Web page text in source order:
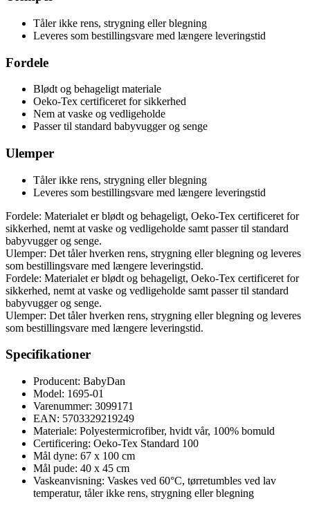
Tåler ikke rens, strygning eller blegning
Leveres som bestillingsvare med længere leveringstid
Fordele
Blødt og behageligt materiale
Oeko-Tex certificeret for sikkerhed
Nem at vaske og vedligeholde
Passer til standard babyvugger og senge
Ulemper
Tåler ikke rens, strygning eller blegning
Leveres som bestillingsvare med længere leveringstid
Fordele: Materialet er blødt og behageligt, Oeko-Tex certificeret for
sikkerhed, nemt at vaske og vedligeholde samt passer til standard
babyvugger og senge.
Ulemper: Det tåler hverken rens, strygning eller blegning og leveres
som bestillingsvare med længere leveringstid.
Fordele: Materialet er blødt og behageligt, Oeko-Tex certificeret for
sikkerhed, nemt at vaske og vedligeholde samt passer til standard
babyvugger og senge.
Ulemper: Det tåler hverken rens, strygning eller blegning og leveres
som bestillingsvare med længere leveringstid.
Specifikationer
Producent: BabyDan
Model: 1695-01
Varenummer: 3099171
EAN: 5703329219249
Materiale: Polyestermicrofiber, hvidt vår, 100% bomuld
Certificering: Oeko-Tex Standard 100
Mål dyne: 67 x 100 cm
Mål pude: 40 x 45 cm
Vaskeanvisning: Vaskes ved 60°C, tørretumbles ved lav
temperatur, tåler ikke rens, strygning eller blegning